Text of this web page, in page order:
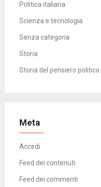
Politica italiana
Scienza e tecnologia
Senza categoria
Storia
Storia del pensiero politico
Meta
Accedi
Feed dei contenuti
Feed dei commenti